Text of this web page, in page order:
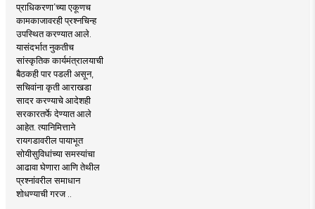
प्राधिकरणा’च्या एकूणच
कामकाजावरही प्रश्नचिन्ह
उपस्थित करण्यात आले.
यासंदर्भात नुकतीच
सांस्कृतिक कार्यमंत्रालयाची
बैठकही पार पडली असून,
सचिवांना कृती आराखडा
सादर करण्याचे आदेशही
सरकारतर्फे देण्यात आले
आहेत. त्यानिमित्ताने
रायगडावरील पायाभूत
सोयीसुविधांच्या समस्यांचा
आढावा घेणारा आणि तेथील
प्रश्नांवरील समाधान
शोधण्याची गरज ..